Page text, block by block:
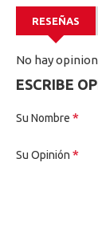
RESEÑAS
No hay
ESCRIBE
Su Nombre
Su Opinión